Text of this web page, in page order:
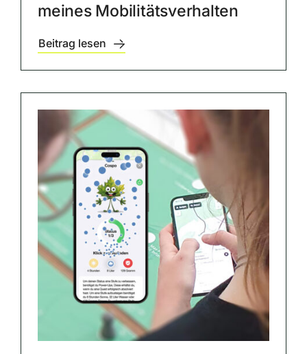
meines Mobilitätsverhalten
Beitrag lesen